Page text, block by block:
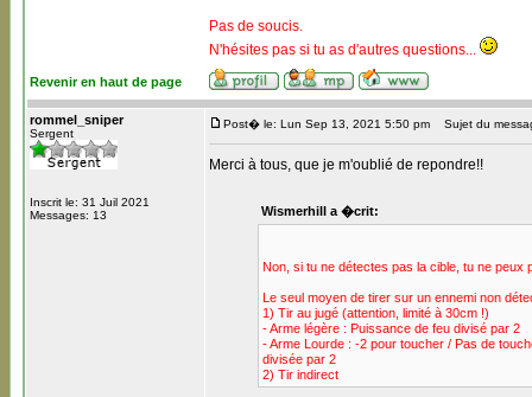
Pas de soucis.
N'hésites pas si tu as d'autres questions...
Revenir en haut de page
rommel_sniper
Sergent
Inscrit le: 31 Juil 2021
Messages: 13
Post� le: Lun Sep 13, 2021 5:50 pm Sujet du
Merci à tous, que je m'oublié de repondre!!
Wismerhill a �crit:
Non, si tu ne détectes pas la cible, tu ne peux
Le seul moyen de tirer sur un ennemi non
1) Tir au jugé (attention, limité à 30cm !)
- Arme légère : Puissance de feu divisé par 2
- Arme Lourde : -2 pour toucher / Pas de
divisée par 2
2) Tir indirect